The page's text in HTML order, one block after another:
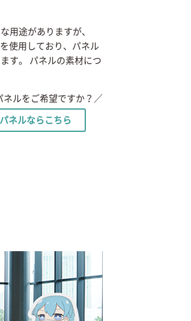
用途がありますが、
使用しており、パネル
す。 パネルの素材につ
ルをご希望ですか？／
ネルならこちら